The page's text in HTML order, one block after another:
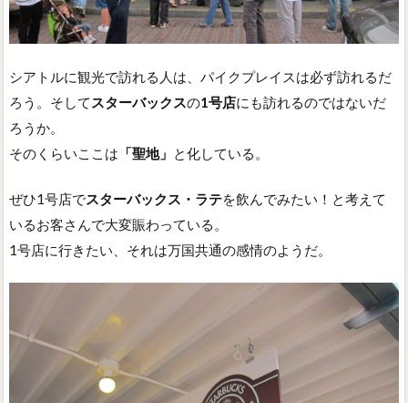
シアトルに観光で訪れる人は、パイクプレイスは必ず訪れるだ
ろう。そして スターバックスの1号店にも訪れるのではないだ
ろうか。
そのくらいここは 「聖地」 と化している。
ぜひ1号店でスターバックス・ラテを飲んでみたい！と考えて
いるお客さんで大変賑わっている。
1号店に行きたい、それは万国共通の感情のようだ。